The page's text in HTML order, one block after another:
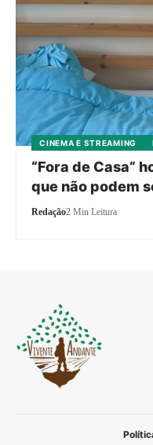
CINEMA E STREAMING
“Fora de Casa”
que não podem
Redação2 Min Leitura